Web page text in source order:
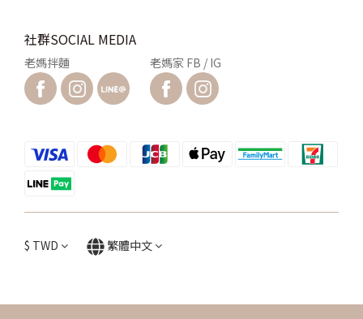
社群SOCIAL MEDIA
老媽拌麵 老媽家 FB / IG
$ TWD 繁體中文